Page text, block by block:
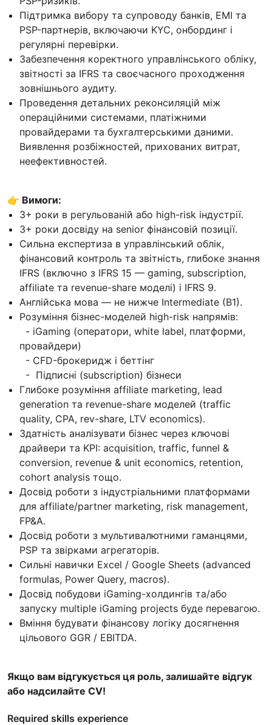
Підтримка вибору та супроводу банків, EMI та
PSP-партнерів, включаючи KYC, онбординг і
регулярні перевірки.
Забезпечення коректного управлінського обліку,
звітності за IFRS та своєчасного проходження
зовнішнього аудиту.
Проведення детальних реконсиляцій між
операційними системами, платіжними
провайдерами та бухгалтерськими даними.
Виявлення розбіжностей, прихованих витрат,
неефективностей.
👉 Вимоги:
3+ роки в регульованій або high-risk індустрії.
3+ роки досвіду на senior фінансовій позиції.
Сильна експертиза в управлінський облік,
фінансовий контроль та звітність, глибоке знання
IFRS (включно з IFRS 15 — gaming, subscription,
affiliate та revenue-share моделі) і IFRS 9.
Англійська мова — не нижче Intermediate (B1).
Розуміння бізнес-моделей high-risk напрямів:
- iGaming (оператори, white label, платформи,
провайдери)
- CFD-брокеридж і беттінг
- Підписні (subscription) бізнеси
Глибоке розуміння affiliate marketing, lead
generation та revenue-share моделей (traffic
quality, CPA, rev-share, LTV economics).
Здатність аналізувати бізнес через ключові
драйвери та KPI: acquisition, traffic, funnel &
conversion, revenue & unit economics, retention,
cohort analysis тощо.
Досвід роботи з індустріальними платформами
для affiliate/partner marketing, risk management,
FP&A.
Досвід роботи з мультивалютними гаманцями,
PSP та звірками агрегаторів.
Сильні навички Excel / Google Sheets (advanced
formulas, Power Query, macros).
Досвід побудови iGaming-холдингів та/або
запуску multiple iGaming projects буде перевагою.
Вміння будувати фінансову логіку досягнення
цільового GGR / EBITDA.
Якщо вам відгукується ця роль, залишайте відгук
або надсилайте CV!
Required skills experience